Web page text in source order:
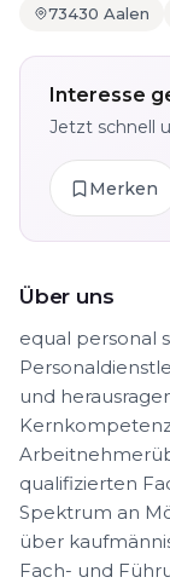
73430 Aalen
Interesse
Jetzt schnell
Merken
Über uns
equal personal
und
qualifizierten
Spektrum an
über
Fach- und